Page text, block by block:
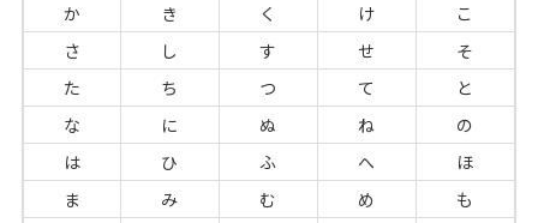
か
き く け
こ
さ
し す せ
そ
た
ち つ て
と
な
に ぬ ね
の
は
ひ ふ へ
ほ
ま
み む め
も